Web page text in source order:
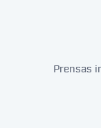
Prensas